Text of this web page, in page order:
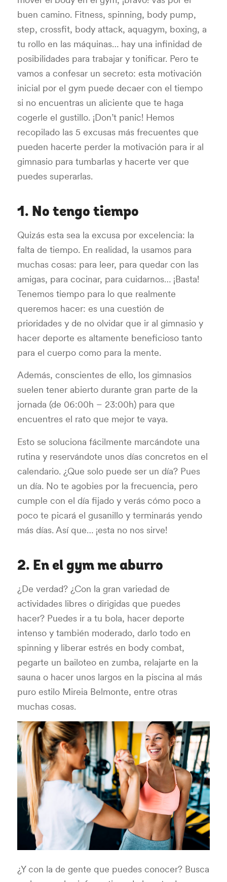
buen camino. Fitness, spinning, body pump,
step, crossfit, body attack, aquagym, boxing, a
tu rollo en las máquinas… hay una infinidad de
posibilidades para trabajar y tonificar. Pero te
vamos a confesar un secreto: esta motivación
inicial por el gym puede decaer con el tiempo
si no encuentras un aliciente que te haga
cogerle el gustillo. ¡Don’t panic! Hemos
recopilado las 5 excusas más frecuentes que
pueden hacerte perder la motivación para ir al
gimnasio para tumbarlas y hacerte ver que
puedes superarlas.
1. No tengo tiempo
Quizás esta sea la excusa por excelencia: la
falta de tiempo. En realidad, la usamos para
muchas cosas: para leer, para quedar con las
amigas, para cocinar, para cuidarnos… ¡Basta!
Tenemos tiempo para lo que realmente
queremos hacer: es una cuestión de
prioridades y de no olvidar que ir al gimnasio y
hacer deporte es altamente beneficioso tanto
para el cuerpo como para la mente.
Además, conscientes de ello, los gimnasios
suelen tener abierto durante gran parte de la
jornada (de 06:00h – 23:00h) para que
encuentres el rato que mejor te vaya.
Esto se soluciona fácilmente marcándote una
rutina y reservándote unos días concretos en el
calendario. ¿Que solo puede ser un día? Pues
un día. No te agobies por la frecuencia, pero
cumple con el día fijado y verás cómo poco a
poco te picará el gusanillo y terminarás yendo
más días. Así que… ¡esta no nos sirve!
2. En el gym me aburro
¿De verdad? ¿Con la gran variedad de
actividades libres o dirigidas que puedes
hacer? Puedes ir a tu bola, hacer deporte
intenso y también moderado, darlo todo en
spinning y liberar estrés en body combat,
pegarte un bailoteo en zumba, relajarte en la
sauna o hacer unos largos en la piscina al más
puro estilo Mireia Belmonte, entre otras
muchas cosas.
¿Y con la de gente que puedes conocer? Busca